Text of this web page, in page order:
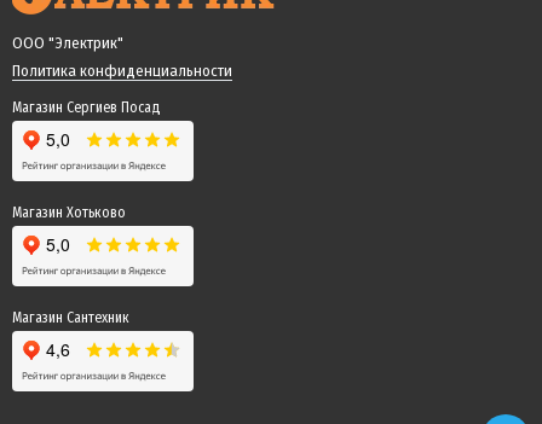
ООО "Электрик"
Политика конфиденциальности
Магазин Сергиев Посад
Магазин Хотьково
Магазин Сантехник